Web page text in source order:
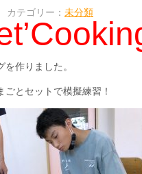
カテゴリー： 未分類
を作りました。
ごとセットで模擬練習！